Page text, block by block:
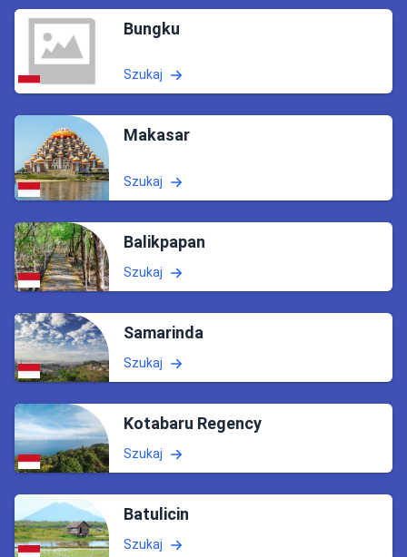
Bungku
Szukaj
Makasar
Szukaj
Balikpapan
Szukaj
Samarinda
Szukaj
Kotabaru Regency
Szukaj
Batulicin
Szukaj